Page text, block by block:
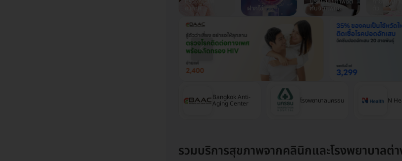
อากาศ ฝากไข่ กับจิตแพทย์
Bangkok Anti-
Aging Center โรงพยาบาลนครธน N
รวมบริการสุขภาพจากคลินิกและโรงพยาบาลต่